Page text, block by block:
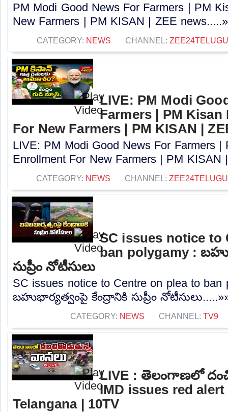
PM Modi Good News For Farmers | PM
New Farmers | PM KISAN | ZEE
CATEGORY: NEWS CHANNEL:
LIVE: PM Modi
Farmers | PM
For New Farmers | PM KISAN |
LIVE: PM Modi Good News For Farmers |
Enrollment For New Farmers | PM KISAN
CATEGORY: NEWS CHANNEL:
SC issues notice to
ban polygamy :
సుప్రీం నోటీసులు
SC issues notice to Centre on plea to ban
బహుభార్యత్వంపై కేంద్రానికి సుప్రీం
CATEGORY: NEWS CHANNEL: TV9
LIVE : తెలంగాణలో
IMD issues red
Telangana | 10TV